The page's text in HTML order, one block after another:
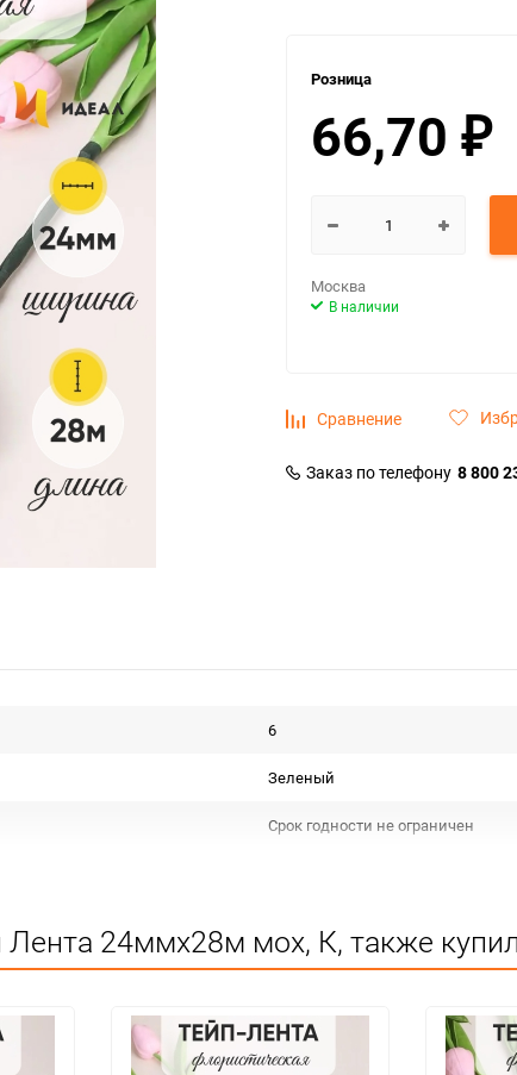
Розница
66,70 ₽
Москва
В наличии
Сравнение
Заказ по телефону 8 800
6
Зеленый
Срок годности не ограничен
Не подлежит сертификации
Особых условий не требует
1
Лента 24ммx28м мох, К, также